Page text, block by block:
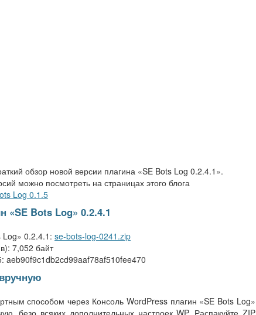
обзор новой версии плагина «SE Bots Log 0.2.4.1».
можно посмотреть на страницах этого блога
Log 0.1.5
«SE Bots Log» 0.2.4.1
Log» 0.2.4.1: se-bots-log-0241.zip
7,052 байт
aeb90f9c1db2cd99aaf78af510fee470
способом через Консоль WordPress плагин «SE Bots Log»
безо всяких дополнительных настроек WP. Распакуйте ZIP